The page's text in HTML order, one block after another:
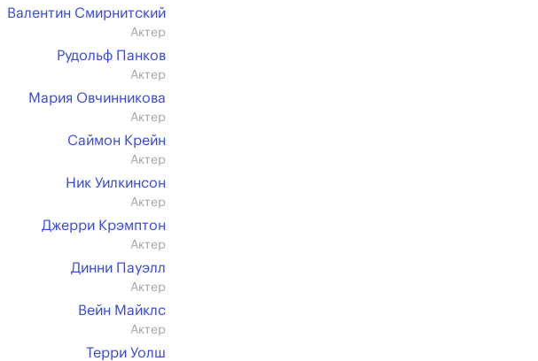
Валентин Смирнитский
Актер
Рудольф Панков
Актер
Мария Овчинникова
Актер
Саймон Крейн
Актер
Ник Уилкинсон
Актер
Джерри Крэмптон
Актер
Динни Пауэлл
Актер
Вейн Майклс
Актер
Терри Уолш